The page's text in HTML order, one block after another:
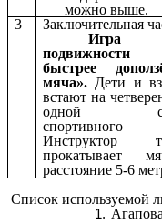
можно выше.
3
Заключительная
Игра
быстрее
мяча». Дети и
встают на
одной
спортивного
Инструктор
прокатывает
расстояние 5-6
Список используемой